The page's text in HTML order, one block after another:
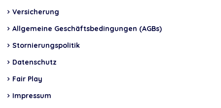
Versicherung
Allgemeine Geschäftsbedingungen (AGBs)
Stornierungspolitik
Datenschutz
Fair Play
Impressum